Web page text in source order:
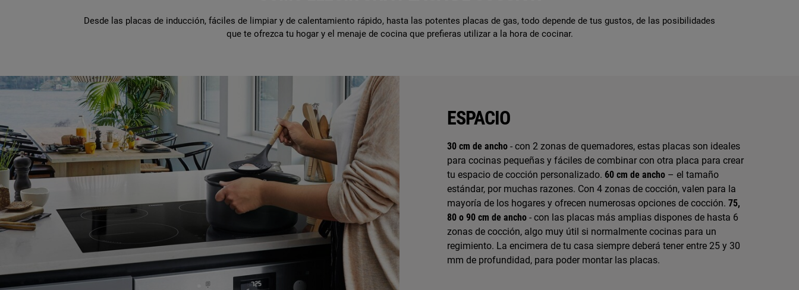
Desde las placas de inducción, fáciles de limpiar y de calentamiento rápido, hasta las potentes placas de gas, todo depende de tus gustos, de las posibilidades
que te ofrezca tu hogar y el menaje de cocina que prefieras utilizar a la hora de cocinar.
ESPACIO
30 cm de ancho - con 2 zonas de quemadores, estas placas son ideales
para cocinas pequeñas y fáciles de combinar con otra placa para crear
tu espacio de cocción personalizado. 60 cm de ancho – el tamaño
estándar, por muchas razones. Con 4 zonas de cocción, valen para la
mayoría de los hogares y ofrecen numerosas opciones de cocción. 75,
80 o 90 cm de ancho - con las placas más amplias dispones de hasta 6
zonas de cocción, algo muy útil si normalmente cocinas para un
regimiento. La encimera de tu casa siempre deberá tener entre 25 y 30
mm de profundidad, para poder montar las placas.